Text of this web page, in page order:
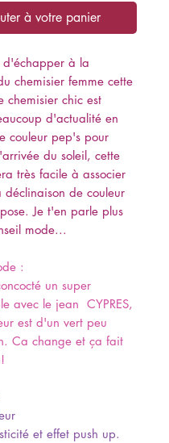
à votre panier
d'échapper à la
chemisier femme cette
chemisier chic est
d'actualité en
couleur pep's pour
du soleil, cette
très facile à associer
déclinaison de couleur
Je t'en parle plus
mode...
:
un super
avec le jean CYPRES,
est d'un vert peu
Ca change et ça fait
et effet push up.